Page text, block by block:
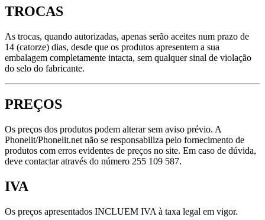
TROCAS
As trocas, quando autorizadas, apenas serão aceites num prazo de
14 (catorze) dias, desde que os produtos apresentem a sua
embalagem completamente intacta, sem qualquer sinal de violação
do selo do fabricante.
PREÇOS
Os preços dos produtos podem alterar sem aviso prévio. A
Phonelit/Phonelit.net não se responsabiliza pelo fornecimento de
produtos com erros evidentes de preços no site. Em caso de dúvida,
deve contactar através do número 255 109 587.
IVA
Os preços apresentados INCLUEM IVA à taxa legal em vigor.